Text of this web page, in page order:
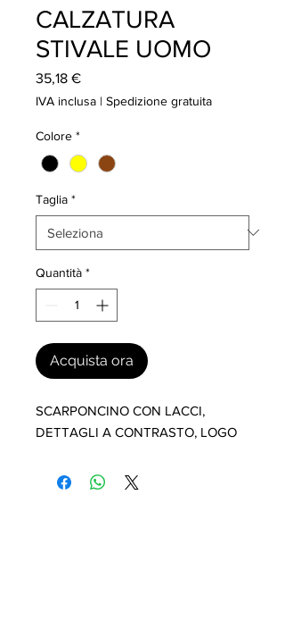
CALZATURA
STIVALE UOMO
35,18 €Prezzo
IVA inclusa | Spedizione gratuita
Colore *
Taglia *
Quantità *
Acquista ora
SCARPONCINO CON LACCI,
DETTAGLI A CONTRASTO, LOGO